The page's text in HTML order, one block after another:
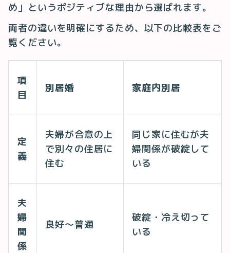
め」というポジティブな理由から選ばれます。
両者の違いを明確にするため、以下の比較表をご
覧ください。
項
目
別居婚 家庭内別居
定
義
夫婦が合意の上
で別々の住居に
住む
同じ家に住むが夫
婦関係が破綻して
いる
夫
婦
関
係
良好〜普通
破綻・冷え切って
いる